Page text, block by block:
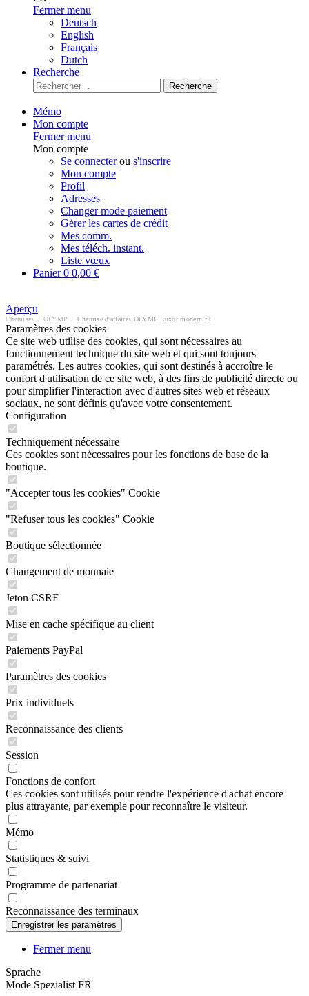
Fermer menu
Deutsch
English
Français
Dutch
Recherche
Recherche
Mémo
Mon compte
Fermer menu
Mon compte
Se connecterou s'inscrire
Mon compte
Profil
Adresses
Changer mode paiement
Gérer les cartes de crédit
Mes comm.
Mes téléch. instant.
Liste vœux
Panier0 0,00 €
Aperçu
Chemises OLYMP Chemise d'affaires OLYMP Luxor modern fit
Paramètres des cookies
Ce site web utilise des cookies, qui sont nécessaires au
fonctionnement technique du site web et qui sont toujours
paramétrés. Les autres cookies, qui sont destinés à accroître le
confort d'utilisation de ce site web, à des fins de publicité directe ou
pour simplifier l'interaction avec d'autres sites web et réseaux
sociaux, ne sont définis qu'avec votre consentement.
Configuration
Techniquement nécessaire
Ces cookies sont nécessaires pour les fonctions de base de la
boutique.
"Accepter tous les cookies" Cookie
"Refuser tous les cookies" Cookie
Boutique sélectionnée
Changement de monnaie
Jeton CSRF
Mise en cache spécifique au client
Paiements PayPal
Paramètres des cookies
Prix individuels
Reconnaissance des clients
Session
Fonctions de confort
Ces cookies sont utilisés pour rendre l'expérience d'achat encore
plus attrayante, par exemple pour reconnaître le visiteur.
Mémo
Statistiques & suivi
Programme de partenariat
Reconnaissance des terminaux
Fermer menu
Sprache
Mode Spezialist FR